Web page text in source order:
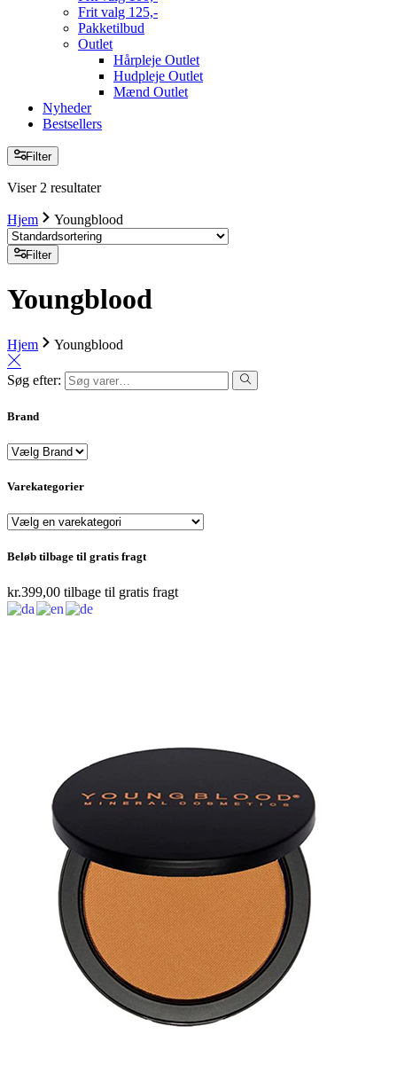
Frit valg 125,-
Pakketilbud
Outlet
Hårpleje Outlet
Hudpleje Outlet
Mænd Outlet
Nyheder
Bestsellers
Filter
Viser 2 resultater
Hjem Youngblood
Filter
Youngblood
Hjem Youngblood
Søg efter:
Brand
Varekategorier
Beløb tilbage til gratis fragt
kr.399,00 tilbage til gratis fragt